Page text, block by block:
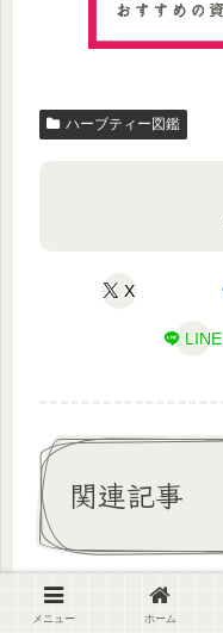
ハーブティー図鑑
X
LINE
関連記事
ハーブティー図鑑
メニュー ホーム